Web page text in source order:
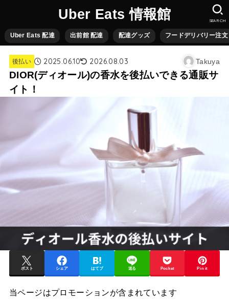
Uber Eats 情報館
Uber Eats 配達 出前館 配達 配達グッズ フードデリバリー注文
SEARCH
後払い 2025.06.10 2026.08.03 Takuya
DIOR(ディオール)の香水を後払いできる通販サ
イト！
ポスト シェア はてブ 送る Pocket Pin it
当ページはプロモーションが含まれています